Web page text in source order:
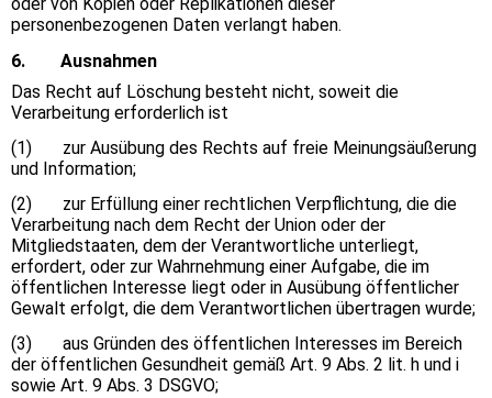
oder von Kopien oder Replikationen dieser
personenbezogenen Daten verlangt haben.
6. Ausnahmen
Das Recht auf Löschung besteht nicht, soweit die
Verarbeitung erforderlich ist
(1) zur Ausübung des Rechts auf freie Meinungsäußerung
und Information;
(2) zur Erfüllung einer rechtlichen Verpflichtung, die die
Verarbeitung nach dem Recht der Union oder der
Mitgliedstaaten, dem der Verantwortliche unterliegt,
erfordert, oder zur Wahrnehmung einer Aufgabe, die im
öffentlichen Interesse liegt oder in Ausübung öffentlicher
Gewalt erfolgt, die dem Verantwortlichen übertragen wurde;
(3) aus Gründen des öffentlichen Interesses im Bereich
der öffentlichen Gesundheit gemäß Art. 9 Abs. 2 lit. h und i
sowie Art. 9 Abs. 3 DSGVO;